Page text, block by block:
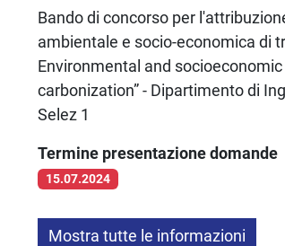
Bando di concorso per
ambientale e socio-economica di
Environmental and
carbonization” - Dipartimento di
Selez 1
Termine presentazione domande
15.07.2024
Mostra tutte le informazioni